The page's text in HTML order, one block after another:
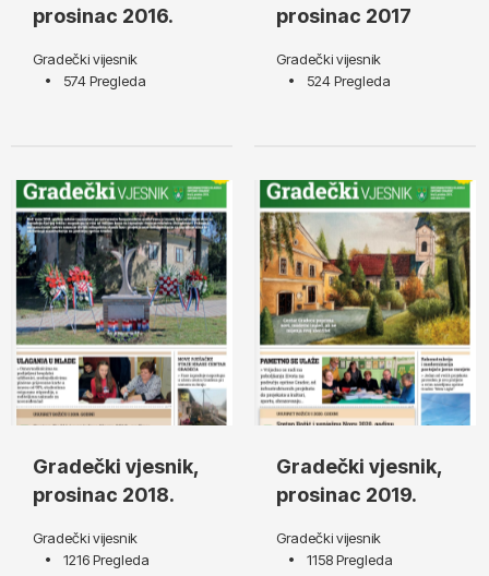
prosinac 2016.
Gradečki vijesnik
574 Pregleda
prosinac 2017
Gradečki vijesnik
524 Pregleda
Gradečki vjesnik,
prosinac 2018.
Gradečki vijesnik
1216 Pregleda
Gradečki vjesnik,
prosinac 2019.
Gradečki vijesnik
1158 Pregleda